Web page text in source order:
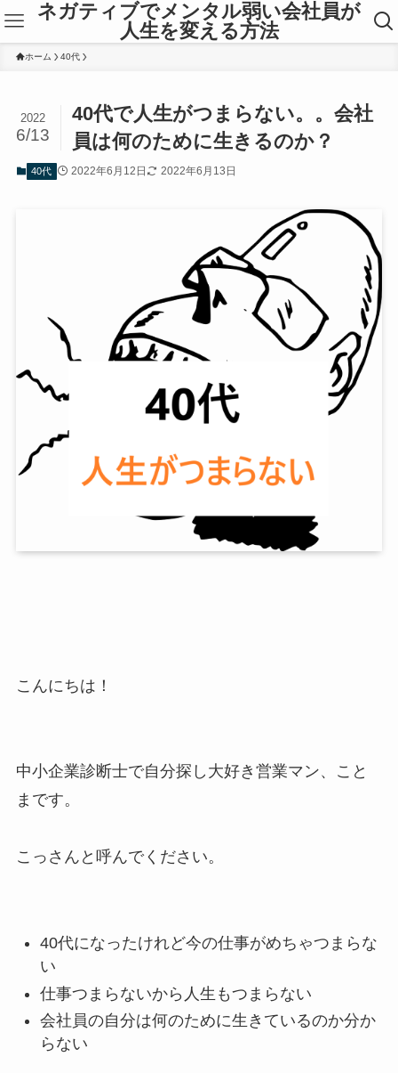
ネガティブでメンタル弱い会社員が
人生を変える方法
ホーム 40代
40代で人生がつまらない。。会社
員は何のために生きるのか？
2022
6/13
40代 2022年6月12日 2022年6月13日
こんにちは！
中小企業診断士で自分探し大好き営業マン、こと
まです。
こっさんと呼んでください。
40代になったけれど今の仕事がめちゃつまらな
い
仕事つまらないから人生もつまらない
会社員の自分は何のために生きているのか分か
らない